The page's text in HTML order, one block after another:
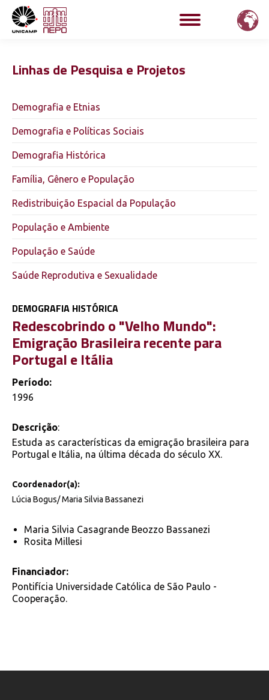
Linhas de Pesquisa e Projetos
Demografia e Etnias
Demografia e Políticas Sociais
Demografia Histórica
Família, Gênero e População
Redistribuição Espacial da População
População e Ambiente
População e Saúde
Saúde Reprodutiva e Sexualidade
DEMOGRAFIA HISTÓRICA
Redescobrindo o "Velho Mundo":
Emigração Brasileira recente para
Portugal e Itália
Período:
1996
Descrição:
Estuda as características da emigração brasileira para
Portugal e Itália, na última década do século XX.
Coordenador(a):
Lúcia Bogus/ Maria Silvia Bassanezi
Maria Silvia Casagrande Beozzo Bassanezi
Rosita Millesi
Financiador:
Pontifícia Universidade Católica de São Paulo -
Cooperação.